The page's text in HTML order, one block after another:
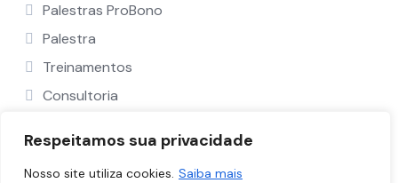
Respeitamos sua privacidade
Nosso site utiliza cookies. Saiba mais
Palestras ProBono
Palestra
Treinamentos
Consultoria